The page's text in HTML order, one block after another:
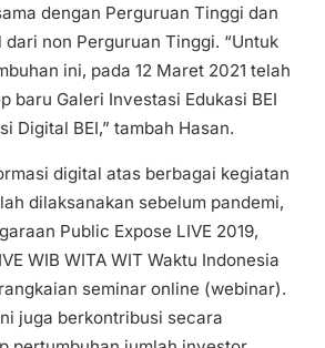
dengan Perguruan Tinggi dan
non Perguruan Tinggi. “Untuk
ini, pada 12 Maret 2021 telah
baru Galeri Investasi Edukasi BEI
Digital BEI,” tambah Hasan.
digital atas berbagai kegiatan
dilaksanakan sebelum pandemi,
Public Expose LIVE 2019,
WIB WITA WIT Waktu Indonesia
seminar online (webinar).
juga berkontribusi secara